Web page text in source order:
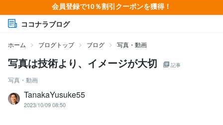
会員登録で10％割引クーポンを獲得！
ココナラブログ
ホーム ブログトップ ブログ 写真・動画
写真は技術より、イメージが大切 記事
写真・動画
TanakaYusuke55
2023/10/09 08:50